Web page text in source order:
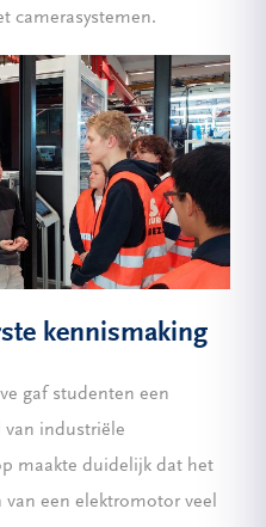
camerasystemen.
kennismaking
gaf studenten een
van industriële
maakte duidelijk dat het
een elektromotor veel